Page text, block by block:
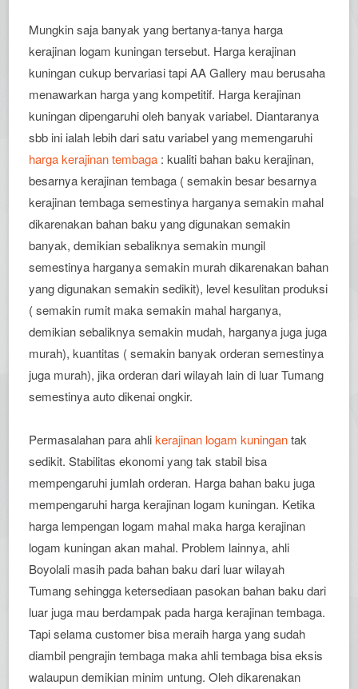
Mungkin saja banyak yang bertanya-tanya harga
kerajinan logam kuningan tersebut. Harga kerajinan
kuningan cukup bervariasi tapi AA Gallery mau berusaha
menawarkan harga yang kompetitif. Harga kerajinan
kuningan dipengaruhi oleh banyak variabel. Diantaranya
sbb ini ialah lebih dari satu variabel yang memengaruhi
harga kerajinan tembaga : kualiti bahan baku kerajinan,
besarnya kerajinan tembaga ( semakin besar besarnya
kerajinan tembaga semestinya harganya semakin mahal
dikarenakan bahan baku yang digunakan semakin
banyak, demikian sebaliknya semakin mungil
semestinya harganya semakin murah dikarenakan bahan
yang digunakan semakin sedikit), level kesulitan produksi
( semakin rumit maka semakin mahal harganya,
demikian sebaliknya semakin mudah, harganya juga juga
murah), kuantitas ( semakin banyak orderan semestinya
juga murah), jika orderan dari wilayah lain di luar Tumang
semestinya auto dikenai ongkir.
Permasalahan para ahlikerajinan logam kuningantak
sedikit. Stabilitas ekonomi yang tak stabil bisa
mempengaruhi jumlah orderan. Harga bahan baku juga
mempengaruhi harga kerajinan logam kuningan. Ketika
harga lempengan logam mahal maka harga kerajinan
logam kuningan akan mahal. Problem lainnya, ahli
Boyolali masih pada bahan baku dari luar wilayah
Tumang sehingga ketersediaan pasokan bahan baku dari
luar juga mau berdampak pada harga kerajinan tembaga.
Tapi selama customer bisa meraih harga yang sudah
diambil pengrajin tembaga maka ahli tembaga bisa eksis
walaupun demikian minim untung. Oleh dikarenakan